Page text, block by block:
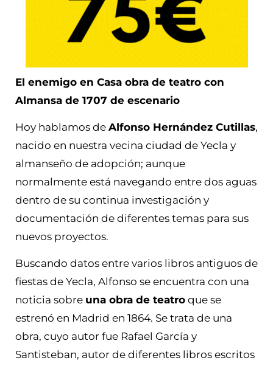
El enemigo en Casa obra de teatro con
Almansa de 1707 de escenario
Hoy hablamos de Alfonso Hernández Cutillas,
nacido en nuestra vecina ciudad de Yecla y
almanseño de adopción; aunque
normalmente está navegando entre dos aguas
dentro de su continua investigación y
documentación de diferentes temas para sus
nuevos proyectos.
Buscando datos entre varios libros antiguos de
fiestas de Yecla, Alfonso se encuentra con una
noticia sobre una obra de teatro que se
estrenó en Madrid en 1864. Se trata de una
obra, cuyo autor fue Rafael García y
Santisteban, autor de diferentes libros escritos